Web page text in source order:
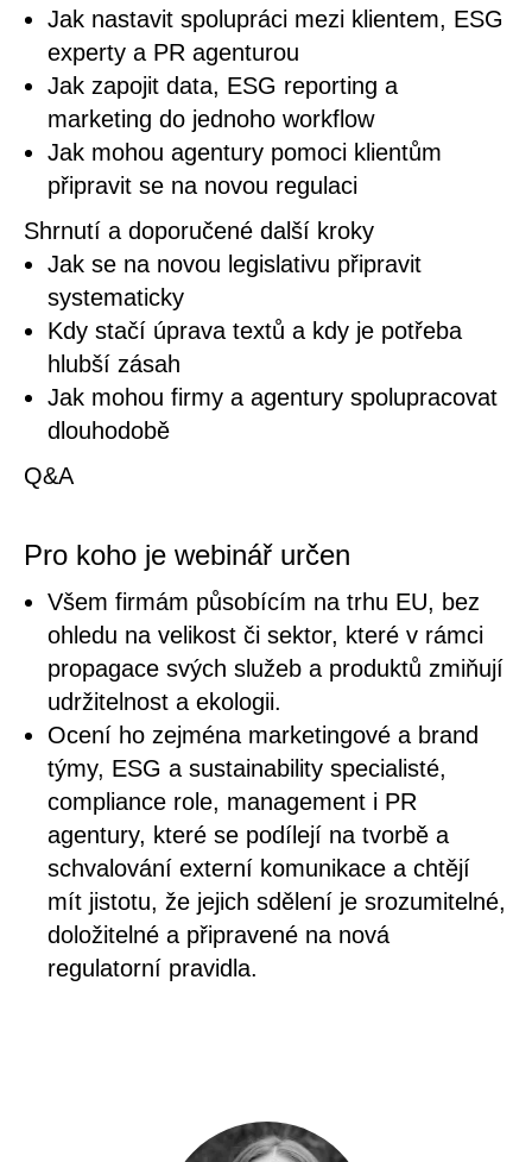
Jak nastavit spolupráci mezi klientem, ESG
experty a PR agenturou
Jak zapojit data, ESG reporting a
marketing do jednoho workflow
Jak mohou agentury pomoci klientům
připravit se na novou regulaci
Shrnutí a doporučené další kroky
Jak se na novou legislativu připravit
systematicky
Kdy stačí úprava textů a kdy je potřeba
hlubší zásah
Jak mohou firmy a agentury spolupracovat
dlouhodobě
Q&A
Pro koho je webinář určen
Všem firmám působícím na trhu EU, bez
ohledu na velikost či sektor, které v rámci
propagace svých služeb a produktů zmiňují
udržitelnost a ekologii.
Ocení ho zejména marketingové a brand
týmy, ESG a sustainability specialisté,
compliance role, management i PR
agentury, které se podílejí na tvorbě a
schvalování externí komunikace a chtějí
mít jistotu, že jejich sdělení je srozumitelné,
doložitelné a připravené na nová
regulatorní pravidla.